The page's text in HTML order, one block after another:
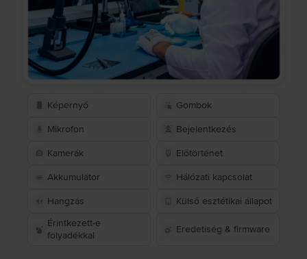
Képernyő Gombok
Mikrofon Bejelentkezés
Kamerák Előtörténet
Akkumulátor Hálózati kapcsolat
Hangzás
Külső esztétikai állapot
Érintkezett-e
folyadékkal
Eredetiség & firmware